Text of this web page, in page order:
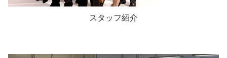
スタッフ紹介